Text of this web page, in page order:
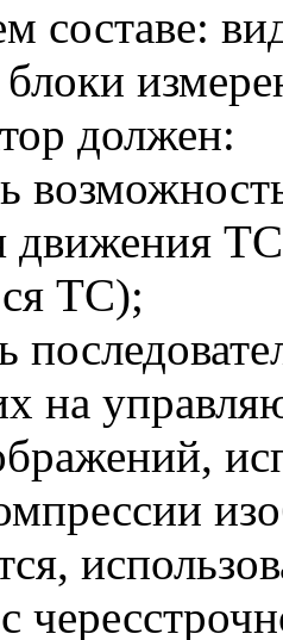
составе:
должен:
движения
ТС);
на